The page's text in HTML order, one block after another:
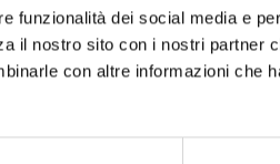
funzionalità dei social media e
il nostro sito con i nostri partner
con altre informazioni che